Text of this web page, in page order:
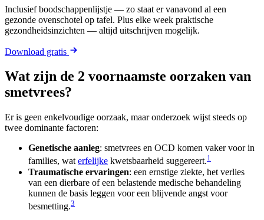
Inclusief boodschappenlijstje — zo staat er vanavond al een
gezonde ovenschotel op tafel. Plus elke week praktische
gezondheidsinzichten — altijd uitschrijven mogelijk.
Download gratis
Wat zijn de 2 voornaamste oorzaken van
smetvrees?
Er is geen enkelvoudige oorzaak, maar onderzoek wijst steeds op
twee dominante factoren:
Genetische aanleg: smetvrees en OCD komen vaker voor in
families, waterfelijke kwetsbaarheid suggereert.1
Traumatische ervaringen: een ernstige ziekte, het verlies
van een dierbare of een belastende medische behandeling
kunnen de basis leggen voor een blijvende angst voor
besmetting.3